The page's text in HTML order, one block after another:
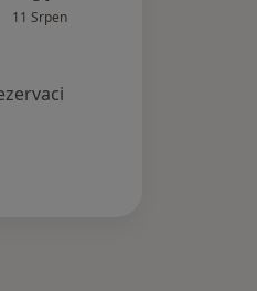
11 Srpen